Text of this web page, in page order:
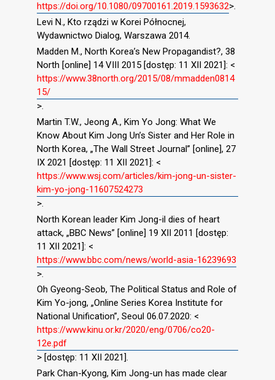
https://doi.org/10.1080/09700161.2019.1593632>.
Levi N., Kto rządzi w Korei Północnej,
Wydawnictwo Dialog, Warszawa 2014.
Madden M., North Korea’s New Propagandist?, 38
North [online] 14 VIII 2015 [dostęp: 11 XII 2021]: <
https://www.38north.org/2015/08/mmadden0814
15/
>.
Martin T.W., Jeong A., Kim Yo Jong: What We
Know About Kim Jong Un’s Sister and Her Role in
North Korea, „The Wall Street Journal” [online], 27
IX 2021 [dostęp: 11 XII 2021]: <
https://www.wsj.com/articles/kim-jong-un-sister-
kim-yo-jong-11607524273
>.
North Korean leader Kim Jong-il dies of heart
attack, „BBC News” [online] 19 XII 2011 [dostęp:
11 XII 2021]: <
https://www.bbc.com/news/world-asia-16239693
>.
Oh Gyeong-Seob, The Political Status and Role of
Kim Yo-jong, „Online Series Korea Institute for
National Unification”, Seoul 06.07.2020: <
https://www.kinu.or.kr/2020/eng/0706/co20-
12e.pdf
> [dostęp: 11 XII 2021].
Park Chan-Kyong, Kim Jong-un has made clear